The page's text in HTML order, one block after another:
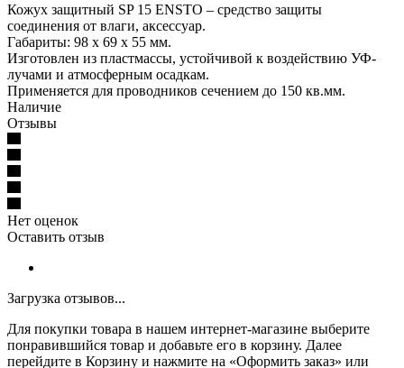
Кожух защитный SP 15 ENSTO – средство защиты
соединения от влаги, аксессуар.
Габариты: 98 х 69 х 55 мм.
Изготовлен из пластмассы, устойчивой к воздействию УФ-
лучами и атмосферным осадкам.
Применяется для проводников сечением до 150 кв.мм.
Наличие
Отзывы
Нет оценок
Оставить отзыв
Загрузка отзывов...
Для покупки товара в нашем интернет-магазине выберите
понравившийся товар и добавьте его в корзину. Далее
перейдите в Корзину и нажмите на «Оформить заказ» или